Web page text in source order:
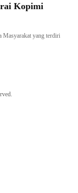
Kopimi
Masyarakat yang terdiri